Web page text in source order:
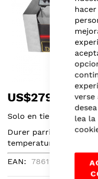
verse
lea la
to
beginning
of
the
images
gallery
US$279,99
Solo en tiendas
Durer parrilla electrica
temperatura 50-300℃,
EAN
7861141350705